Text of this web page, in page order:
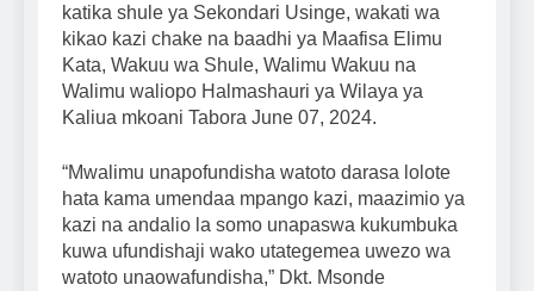
katika shule ya Sekondari Usinge, wakati wa
kikao kazi chake na baadhi ya Maafisa Elimu
Kata, Wakuu wa Shule, Walimu Wakuu na
Walimu waliopo Halmashauri ya Wilaya ya
Kaliua mkoani Tabora June 07, 2024.
“Mwalimu unapofundisha watoto darasa lolote
hata kama umendaa mpango kazi, maazimio ya
kazi na andalio la somo unapaswa kukumbuka
kuwa ufundishaji wako utategemea uwezo wa
watoto unaowafundisha,” Dkt. Msonde